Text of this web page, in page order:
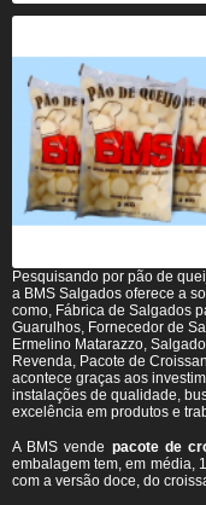
Pesquisando por pão de
a BMS Salgados oferece a
como, Fábrica de Salgados
Guarulhos, Fornecedor de
Ermelino Matarazzo,
Revenda, Pacote de
acontece graças aos
instalações de qualidade,
excelência em produtos e
A BMS vende pacote de
embalagem tem, em média,
com a versão doce, do